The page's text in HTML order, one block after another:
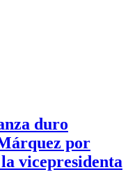
duro
por
vicepresidenta